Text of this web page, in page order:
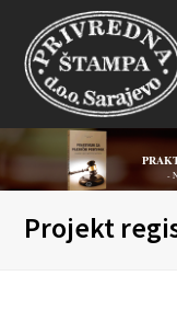
-
Projekt